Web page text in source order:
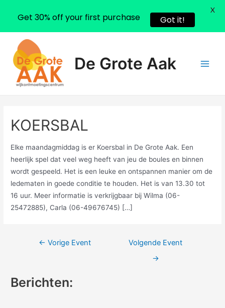
inhoud
De Grote Aak
KOERSBAL
Elke maandagmiddag is er Koersbal in De Grote Aak. Een
heerlijk spel dat veel weg heeft van jeu de boules en binnen
wordt gespeeld. Het is een leuke en ontspannen manier om de
ledematen in goede conditie te houden. Het is van 13.30 tot
16 uur. Meer informatie is verkrijgbaar bij Wilma (06-
25472885), Carla (06-49676745) […]
Bericht
← Vorige Event
Volgende Event
→
Berichten:
Get 30% off your first purchase Got it!
X